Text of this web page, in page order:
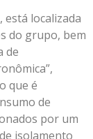
está localizada
do grupo, bem
de
que é
de
por um
isolamento